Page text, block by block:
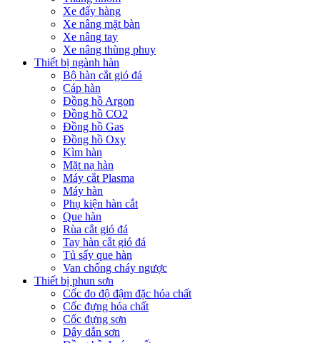
Xe đẩy hàng
Xe nâng mặt bàn
Xe nâng tay
Xe nâng thùng phuy
Thiết bị ngành hàn
Bộ hàn cắt gió đá
Cáp hàn
Đồng hồ Argon
Đồng hồ CO2
Đồng hồ Gas
Đồng hồ Oxy
Kìm hàn
Mặt nạ hàn
Máy cắt Plasma
Máy hàn
Phụ kiện hàn cắt
Que hàn
Rùa cắt gió đá
Tay hàn cắt gió đá
Tủ sấy que hàn
Van chống cháy ngược
Thiết bị phun sơn
Cốc đo độ đậm đặc hóa chất
Cốc đựng hóa chất
Cốc đựng sơn
Dây dẫn sơn